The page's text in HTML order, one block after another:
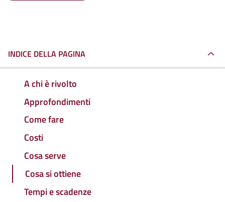
INDICE DELLA PAGINA
A chi è rivolto
Approfondimenti
Come fare
Costi
Cosa serve
Cosa si ottiene
Tempi e scadenze